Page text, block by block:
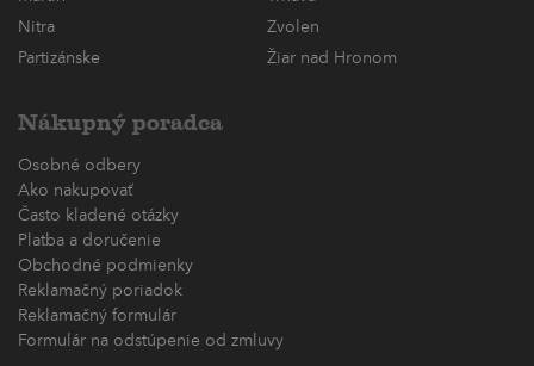
Nitra
Zvolen
Partizánske
Žiar nad Hronom
Nákupný poradca
Osobné odbery
Ako nakupovať
Často kladené otázky
Platba a doručenie
Obchodné podmienky
Reklamačný poriadok
Reklamačný formulár
Formulár na odstúpenie od zmluvy